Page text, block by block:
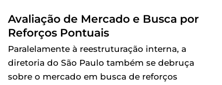
Avaliação de Mercado e Busca por
Reforços Pontuais
Paralelamente à reestruturação interna, a
diretoria do São Paulo também se debruça
sobre o mercado em busca de reforços